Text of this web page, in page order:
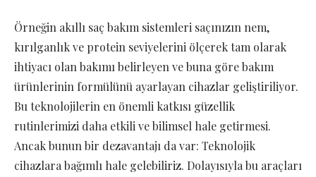
Örneğin akıllı saç bakım sistemleri saçınızın nem,
kırılganlık ve protein seviyelerini ölçerek tam olarak
ihtiyacı olan bakımı belirleyen ve buna göre bakım
ürünlerinin formülünü ayarlayan cihazlar geliştiriliyor.
Bu teknolojilerin en önemli katkısı güzellik
rutinlerimizi daha etkili ve bilimsel hale getirmesi.
Ancak bunun bir dezavantajı da var: Teknolojik
cihazlara bağımlı hale gelebiliriz. Dolayısıyla bu araçları